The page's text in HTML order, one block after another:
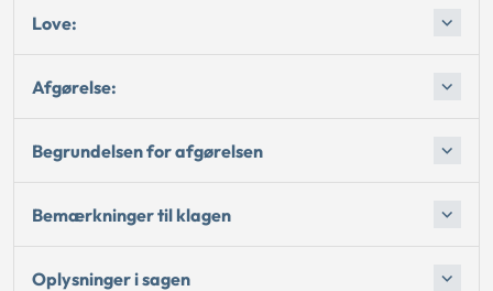
Love:
Afgørelse:
Begrundelsen for afgørelsen
Bemærkninger til klagen
Oplysninger i sagen